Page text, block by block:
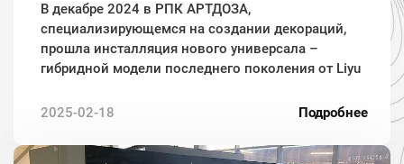
В декабре 2024 в РПК АРТДОЗА,
специализирующемся на создании декораций,
прошла инсталляция нового универсала –
гибридной модели последнего поколения от Liyu
2025-02-18
Подробнее